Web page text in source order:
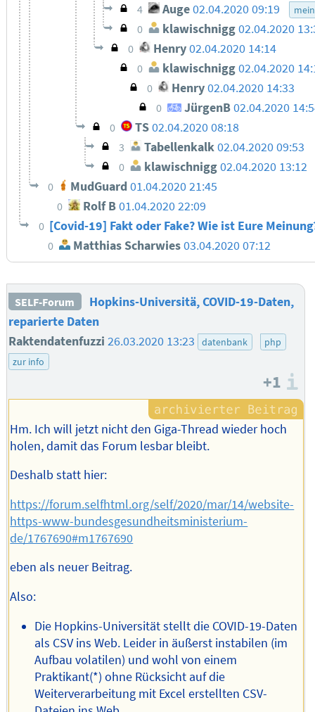
4 Auge02.04.2020 09:19
0 klawischnigg02.04.2020
0 Henry02.04.2020 14:14
0 klawischnigg02.04.2020
0 Henry02.04.2020 14:33
0 JürgenB02.04.2020
0 TS 02.04.2020 08:18
3 Tabellenkalk02.04.2020 09:53
0 klawischnigg02.04.2020 13:12
0 MudGuard 01.04.2020 21:45
0 Rolf B 01.04.2020 22:09
0 [Covid-19] Fakt oder Fake? Wie ist Eure
0 Matthias Scharwies 03.04.2020 07:12
SELF-Forum
Hopkins-Universitä, COVID-19-Daten,
reparierte Daten
Raktendatenfuzzi 26.03.2020 13:23 datenbank
php
zur info
+1
Hm. Ich will jetzt nicht den Giga-Thread wieder hoch
holen, damit das Forum lesbar bleibt.
Deshalb statt hier:
https://forum.selfhtml.org/self/2020/mar/14/website-
https-www-bundesgesundheitsministerium-
de/1767690#m1767690
eben als neuer Beitrag.
Also:
Die Hopkins-Universität stellt die COVID-19-Daten
als CSV ins Web. Leider in äußerst instabilen (im
Aufbau volatilen) und wohl von einem
Praktikant(*) ohne Rücksicht auf die
Weiterverarbeitung mit Excel erstellten CSV-